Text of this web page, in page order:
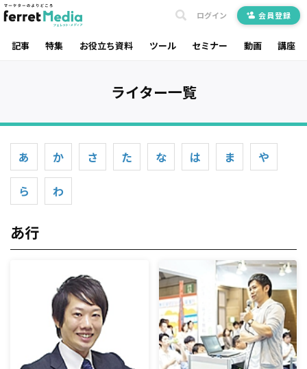
記事 特集 お役立ち資料 ツール セミナー 動画 講座
ログイン 会員登録
ライター一覧
あ か さ た な は ま や
ら わ
あ行